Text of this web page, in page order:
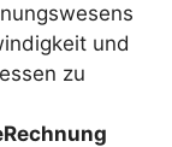
und
zu